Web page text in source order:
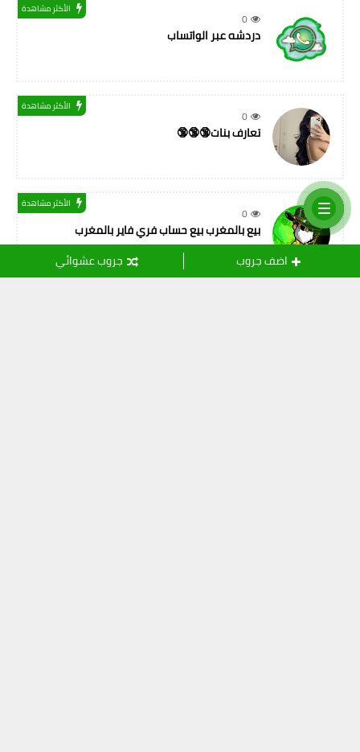
اضف جروب جروب عشوائي
0
الأكثر مشاهدة
دردشه عبر الواتساب
0
الأكثر مشاهدة
تعارف بنات🔞🔞🔞
0
الأكثر مشاهدة
بيع بالمغرب بيع حساب فري فاير بالمغرب